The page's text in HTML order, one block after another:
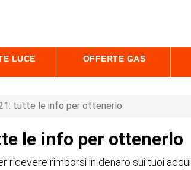
LUCE OFFERTE GAS
tutte le info per ottenerlo
le info per ottenerlo
ricevere rimborsi in denaro sui tuoi